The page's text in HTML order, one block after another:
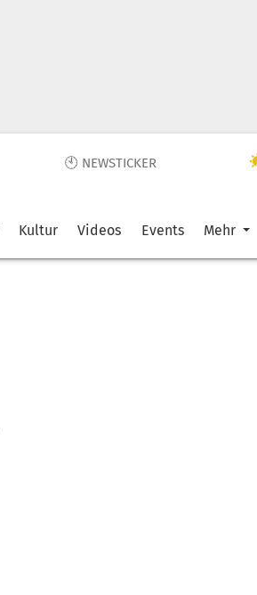
🕙 NEWSTICKER
Kultur Videos Events Mehr